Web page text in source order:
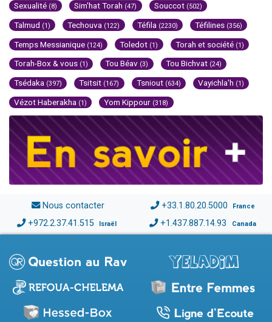
Sexualité (8) Sim'hat Torah (47) Souccot (502)
Talmud (1) Techouva (122) Téfila (2230) Téfilines (356)
Temps Messianique (124) Toledot (1) Torah et société (1)
Torah-Box & vous (1) Tou Béav (3) Tou Bichvat (24)
Tsédaka (397) Tsitsit (167) Tsniout (634) Vayichla'h (1)
Vézot Haberakha (1) Yom Kippour (318)
Nous contacter +33.1.80.20.5000 France
+972.2.37.41.515 Israël +1.437.887.14.93 Canada